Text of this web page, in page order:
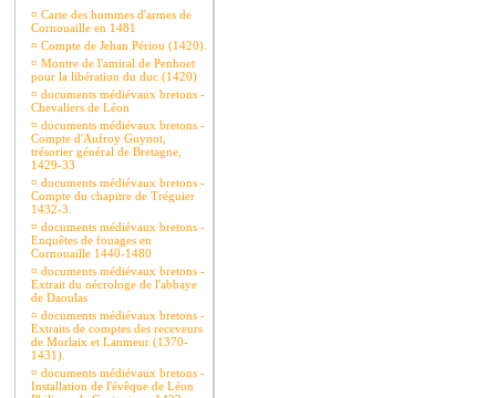
¤ Carte des hommes d'armes de
Cornouaille en 1481
¤ Compte de Jehan Périou (1420).
¤ Montre de l'amiral de Penhoet
pour la libération du duc (1420)
¤ documents médiévaux bretons -
Chevaliers de Léon
¤ documents médiévaux bretons -
Compte d'Aufroy Guynot,
trésorier général de Bretagne,
1429-33
¤ documents médiévaux bretons -
Compte du chapitre de Tréguier
1432-3.
¤ documents médiévaux bretons -
Enquêtes de fouages en
Cornouaille 1440-1480
¤ documents médiévaux bretons -
Extrait du nécrologe de l'abbaye
de Daoulas
¤ documents médiévaux bretons -
Extraits de comptes des receveurs
de Morlaix et Lanmeur (1370-
1431).
¤ documents médiévaux bretons -
Installation de l'évêque de Léon